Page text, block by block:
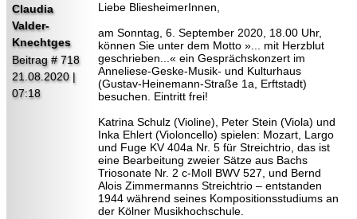
Claudia
Valder-
Knechtges
Beitrag # 718
21.08.2020 |
07:18
Liebe BliesheimerInnen,
am Sonntag, 6. September 2020, 18.00 Uhr,
können Sie unter dem Motto »... mit Herzblut
geschrieben...« ein Gesprächskonzert im
Anneliese-Geske-Musik- und Kulturhaus
(Gustav-Heinemann-Straße 1a, Erftstadt)
besuchen. Eintritt frei!
Katrina Schulz (Violine), Peter Stein (Viola) und
Inka Ehlert (Violoncello) spielen: Mozart, Largo
und Fuge KV 404a Nr. 5 für Streichtrio, das ist
eine Bearbeitung zweier Sätze aus Bachs
Triosonate Nr. 2 c-Moll BWV 527, und Bernd
Alois Zimmermanns Streichtrio – entstanden
1944 während seines Kompositionsstudiums an
der Kölner Musikhochschule.